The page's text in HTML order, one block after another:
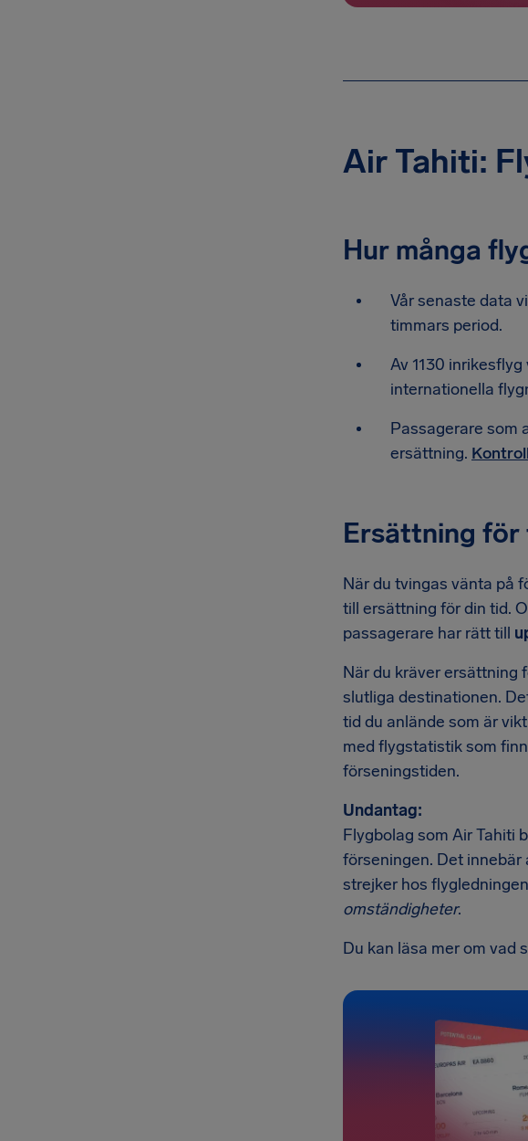
Air Tahiti:
Hur många
Vår senaste data
timmars period.
Av 1130
internationella
Passagerare som
ersättning.
Ersättning för
När du tvingas vänta på
till ersättning för din tid.
passagerare har rätt till
När du kräver ersättning
slutliga destinationen.
tid du anlände som är
med flygstatistik som
förseningstiden.
Undantag:
Flygbolag som Air Tahiti
förseningen. Det
strejker hos
omständigheter.
Du kan läsa mer om vad